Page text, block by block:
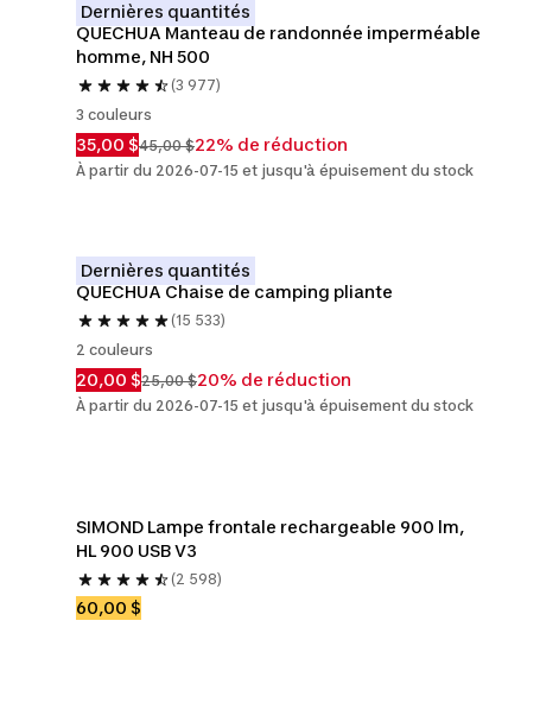
Dernières quantités
QUECHUA Manteau de randonnée imperméable
homme, NH 500
(3 977)
3 couleurs
35,00 $45,00 $22% de réduction
À partir du 2026-07-15 et jusqu'à épuisement du stock
Dernières quantités
QUECHUA Chaise de camping pliante
(15 533)
2 couleurs
20,00 $25,00 $20% de réduction
À partir du 2026-07-15 et jusqu'à épuisement du stock
SIMOND Lampe frontale rechargeable 900 lm,
HL 900 USB V3
(2 598)
60,00 $